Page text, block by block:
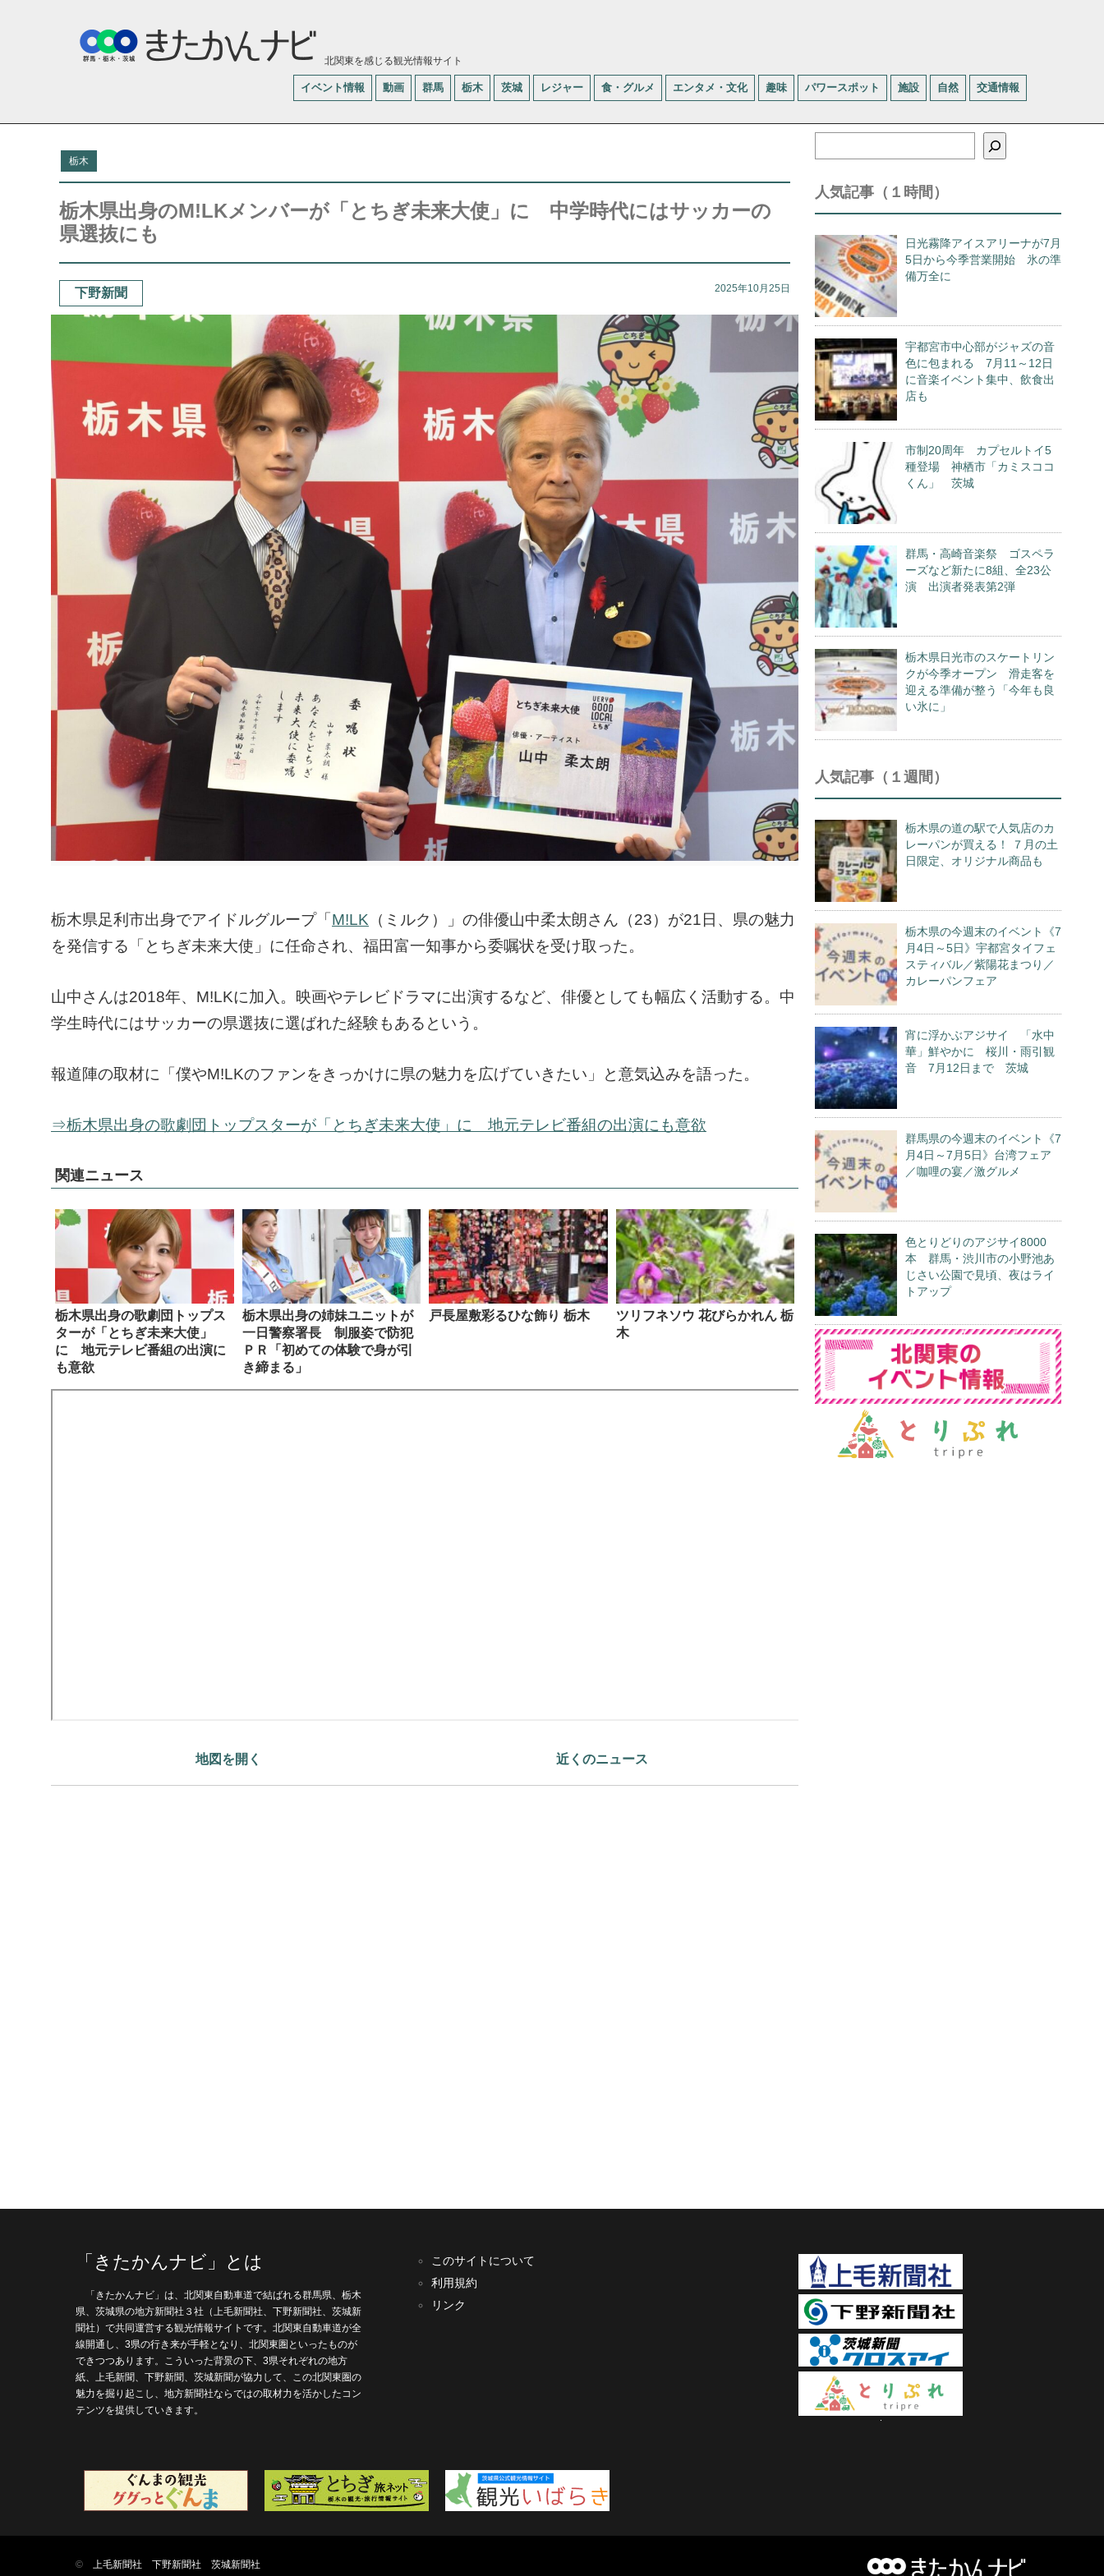
北関東を感じる観光情報サイト
イベント情報 動画 群馬 栃木 茨城 レジャー 食・グルメ エンタメ・文化 趣味 パワースポット 施設 自然 交通情報
栃木
栃木県出身のM!LKメンバーが「とちぎ未来大使」に 中学時代にはサッカーの
県選抜にも
下野新聞 2025年10月25日
栃木県足利市出身でアイドルグループ「M!LK （ミルク）」の俳優山中柔太朗さん（23）が21日、県の魅力
を発信する「とちぎ未来大使」に任命され、福田富一知事から委嘱状を受け取った。
山中さんは2018年、M!LKに加入。映画やテレビドラマに出演するなど、俳優としても幅広く活動する。中
学生時代にはサッカーの県選抜に選ばれた経験もあるという。
報道陣の取材に「僕やM!LKのファンをきっかけに県の魅力を広げていきたい」と意気込みを語った。
⇒栃木県出身の歌劇団トップスターが「とちぎ未来大使」に 地元テレビ番組の出演にも意欲
関連ニュース
栃木県出身の歌劇団トップス
ターが「とちぎ未来大使」
に 地元テレビ番組の出演に
も意欲
栃木県出身の姉妹ユニットが
一日警察署長 制服姿で防犯
ＰＲ「初めての体験で身が引
き締まる」
戸長屋敷彩るひな飾り 栃木
ツリフネソウ 花びらかれん 栃
木
地図を開く 近くのニュース
索
人気記事（１時間）
日光霧降アイスアリーナが7月
5日から今季営業開始 氷の準
備万全に
宇都宮市中心部がジャズの音
色に包まれる 7月11～12日
に音楽イベント集中、飲食出
店も
市制20周年 カプセルトイ5
種登場 神栖市「カミスココ
くん」 茨城
群馬・高崎音楽祭 ゴスペラ
ーズなど新たに8組、全23公
演 出演者発表第2弾
栃木県日光市のスケートリン
クが今季オープン 滑走客を
迎える準備が整う「今年も良
い氷に」
人気記事（１週間）
栃木県の道の駅で人気店のカ
レーパンが買える！ ７月の土
日限定、オリジナル商品も
栃木県の今週末のイベント《7
月4日～5日》宇都宮タイフェ
スティバル／紫陽花まつり／
カレーパンフェア
宵に浮かぶアジサイ 「水中
華」鮮やかに 桜川・雨引観
音 7月12日まで 茨城
群馬県の今週末のイベント《7
月4日～7月5日》台湾フェア
／咖哩の宴／激グルメ
色とりどりのアジサイ8000
本 群馬・渋川市の小野池あ
じさい公園で見頃、夜はライ
トアップ
「きたかんナビ」とは
「きたかんナビ」は、北関東自動車道で結ばれる群馬県、栃木
県、茨城県の地方新聞社３社（上毛新聞社、下野新聞社、茨城新
聞社）で共同運営する観光情報サイトです。北関東自動車道が全
線開通し、3県の行き来が手軽となり、北関東圏といったものが
できつつあります。こういった背景の下、3県それぞれの地方
紙、上毛新聞、下野新聞、茨城新聞が協力して、この北関東圏の
魅力を掘り起こし、地方新聞社ならではの取材力を活かしたコン
テンツを提供していきます。
このサイトについて
利用規約
リンク
© 上毛新聞社 下野新聞社 茨城新聞社